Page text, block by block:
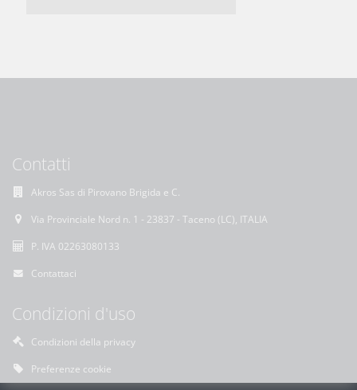
Contatti
Akros Sas di Pirovano Brigida e C.
Via Provinciale Nord n. 1 - 23837 - Taceno (LC), ITALIA
P. IVA 02263080133
Contattaci
Condizioni d'uso
Condizioni della privacy
Preferenze cookie